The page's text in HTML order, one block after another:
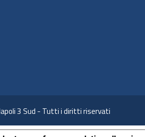
3 Sud - Tutti i diritti riservati